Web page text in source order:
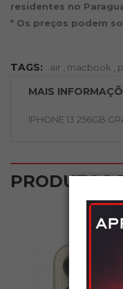
residentes no
* Os preços podem
TAGS: air , macbook ,
MAIS
IPHONE 13 256GB
PRODUTOS